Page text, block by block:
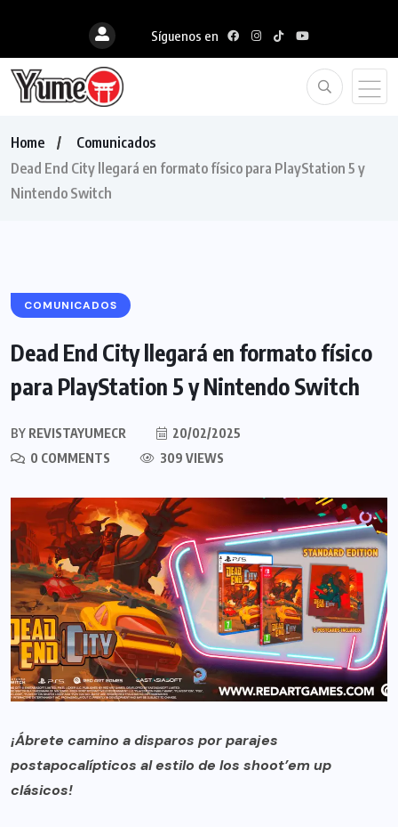
Síguenos en
Home
Comunicados
Dead End City llegará en formato físico para PlayStation 5 y
Nintendo Switch
COMUNICADOS
Dead End City llegará en formato físico
para PlayStation 5 y Nintendo Switch
BY REVISTAYUMECR
20/02/2025
0 COMMENTS
309 VIEWS
¡Ábrete camino a disparos por parajes
postapocalípticos al estilo de los shoot’em up
clásicos!